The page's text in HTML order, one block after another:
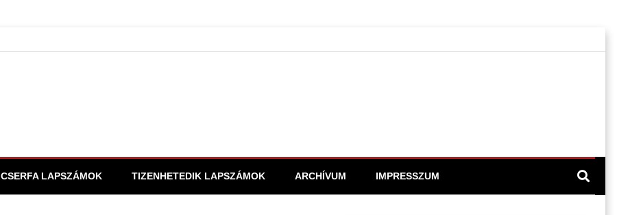
CSERFA LAPSZÁMOK TIZENHETEDIK LAPSZÁMOK ARCHÍVUM IMPRESSZUM